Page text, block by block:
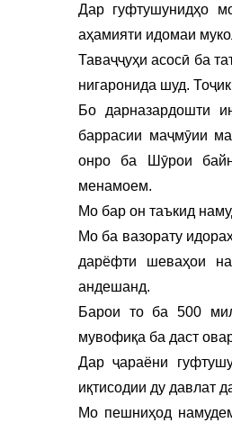
Дар гуфтушунидҳо
аҳамияти идомаи
Таваҷҷуҳи асосӣ ба
нигаронида шуд.
Бо дарназардошти
баррасии маҷмӯии
онро ба Шӯрои
менамоем.
Мо бар он таъкид
Мо ба вазорату
дарёфти шеваҳои
андешанд.
Барои то ба 500
мувофиқа ба даст
Дар ҷараёни
иқтисодии ду давлат
Мо пешниҳод